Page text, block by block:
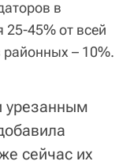
в
25-45% от всей
– 10%.
урезанным
сейчас их